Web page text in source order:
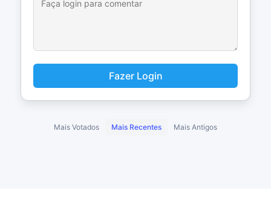
Fazer Login
Mais Votados Mais Recentes Mais Antigos